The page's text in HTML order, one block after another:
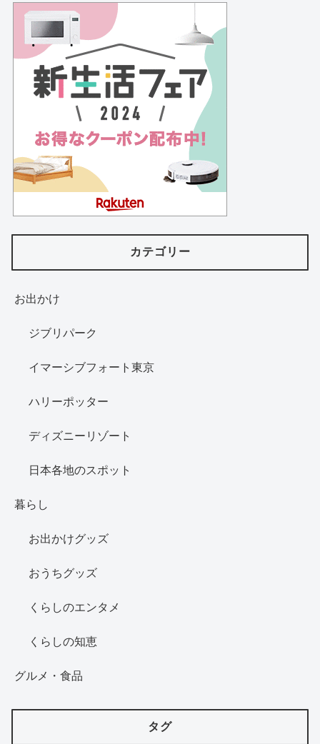
カテゴリー
お出かけ
ジブリパーク
イマーシブフォート東京
ハリーポッター
ディズニーリゾート
日本各地のスポット
暮らし
お出かけグッズ
おうちグッズ
くらしのエンタメ
くらしの知恵
グルメ・食品
タグ